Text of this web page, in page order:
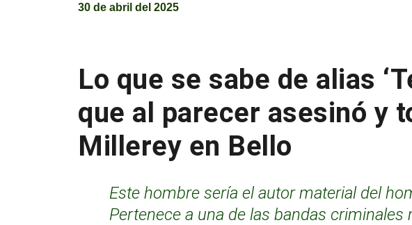
30 de abril del 2025
Lo que se sabe de alias
que al parecer asesinó y
Millerey en Bello
Este hombre sería el autor material del
Pertenece a una de las bandas criminales